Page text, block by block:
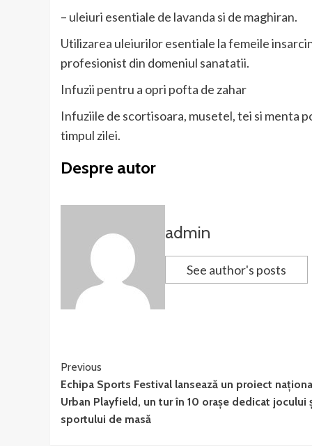
– uleiuri esentiale de lavanda si de maghiran.
Utilizarea uleiurilor esentiale la femeile
profesionist din domeniul sanatatii.
Infuzii pentru a opri pofta de zahar
Infuziile de scortisoara, musetel, tei si menta
timpul zilei.
Despre autor
admin
See author's posts
Continue
Reading
Previous
Echipa Sports Festival lansează un proiect
Urban Playfield, un tur în 10 orașe dedicat jocului
sportului de masă